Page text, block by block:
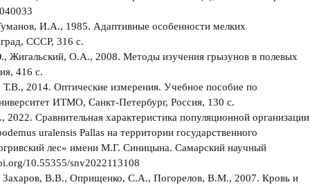
И.А., 1985. Адаптивные особенности мелких
СССР, 316 с.
Жигальский, О.А., 2008. Методы изучения грызунов в полевых
416 с.
2014. Оптические измерения. Учебное пособие по
ИТМО, Санкт-Петербург, Россия, 130 с.
Сравнительная характеристика популяционной организации
uralensis Pallas на территории государственного
лес» имени М.Г. Синицына. Самарский научный
10.55355/snv2022113108
В.В., Оприщенко, С.А., Погорелов, В.М., 2007. Кровь и